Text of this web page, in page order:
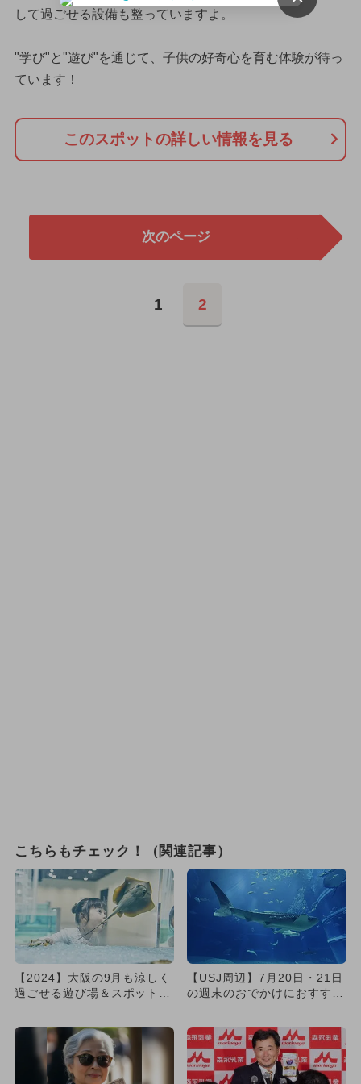
して過ごせる設備も整っていますよ。
"学び"と"遊び"を通じて、子供の好奇心を育む体験が待っ
ています！
このスポットの詳しい情報を見る
次のページ
1 2
こちらもチェック！（関連記事）
【2024】大阪の9月も涼しく
過ごせる遊び場＆スポット12
【USJ周辺】7月20日・21日
の週末のおでかけにおすす